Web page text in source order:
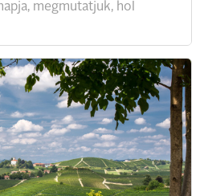
megmutatjuk, hol